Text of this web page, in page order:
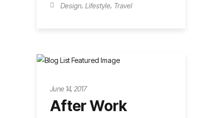
Design, Lifestyle, Travel
June 14, 2017
After Work